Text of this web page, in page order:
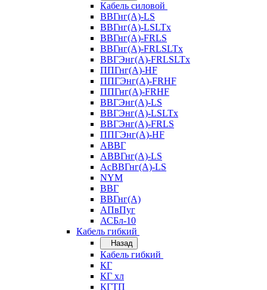
Кабель силовой
ВВГнг(А)-LS
ВВГнг(А)-LSLTx
ВВГнг(А)-FRLS
ВВГнг(А)-FRLSLTx
ВВГЭнг(А)-FRLSLTx
ППГнг(А)-HF
ППГЭнг(А)-FRHF
ППГнг(А)-FRHF
ВВГЭнг(А)-LS
ВВГЭнг(А)-LSLTx
ВВГЭнг(А)-FRLS
ППГЭнг(А)-HF
АВВГ
АВВГнг(А)-LS
АсВВГнг(А)-LS
NYM
ВВГ
ВВГнг(А)
АПвПуг
АСБл-10
Кабель гибкий
Назад
Кабель гибкий
КГ
КГ хл
КГТП